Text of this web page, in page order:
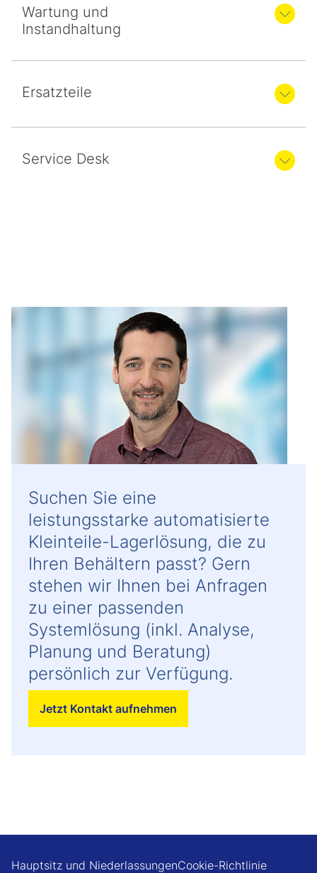
Wartung und
Instandhaltung
Ersatzteile
Service Desk
Suchen Sie eine
leistungsstarke automatisierte
Kleinteile-Lagerlösung, die zu
Ihren Behältern passt? Gern
stehen wir Ihnen bei Anfragen
zu einer passenden
Systemlösung (inkl. Analyse,
Planung und Beratung)
persönlich zur Verfügung.
Jetzt Kontakt aufnehmen
Hauptsitz und NiederlassungenCookie-Richtlinie